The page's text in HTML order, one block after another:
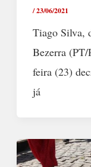
/23/06/2021
Tiago Silva,
Bezerra
feira (23)
já